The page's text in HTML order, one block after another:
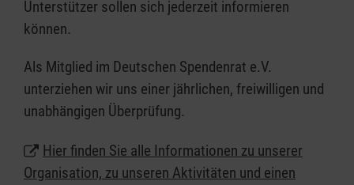
Unterstützer sollen sich jederzeit informieren
können.
Als Mitglied im Deutschen Spendenrat e.V.
unterziehen wir uns einer jährlichen, freiwilligen und
unabhängigen Überprüfung.
Hier finden Sie alle Informationen zu unserer
Organisation, zu unseren Aktivitäten und einen